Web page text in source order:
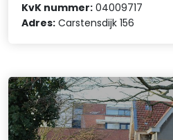
KvK nummer: 04009717
Adres: Carstensdijk 156